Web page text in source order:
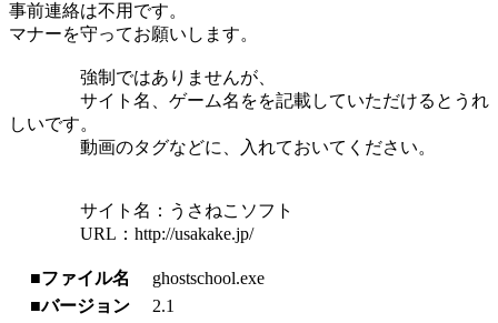
事前連絡は不用です。
マナーを守ってお願いします。
強制ではありませんが、
サイト名、ゲーム名をを記載していただけるとうれ
しいです。
動画のタグなどに、入れておいてください。
サイト名：うさねこソフト
URL：http://usakake.jp/
■ファイル名
ghostschool.exe
■バージョン
2.1